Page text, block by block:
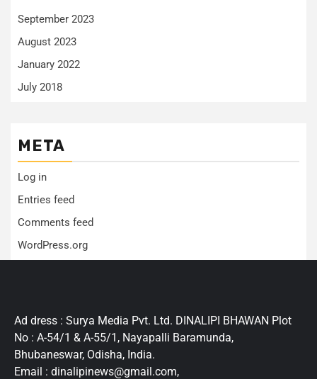
September 2023
August 2023
January 2022
July 2018
META
Log in
Entries feed
Comments feed
WordPress.org
Ad dress : Surya Media Pvt. Ltd. DINALIPI BHAWAN Plot
No : A-54/1 & A-55/1, Nayapalli Baramunda,
Bhubaneswar, Odisha, India.
Email : dinalipinews@gmail.com,